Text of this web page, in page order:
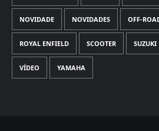
NOVIDADE NOVIDADES OFF-
ROYAL ENFIELD SCOOTER SUZUKI
VÍDEO YAMAHA